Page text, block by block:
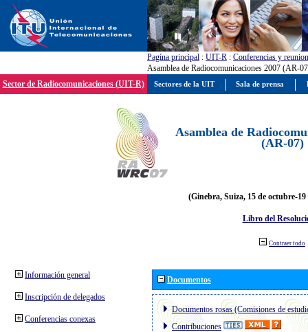
Pagína principal : UIT-R : Conferencias y
Asamblea de Radiocomunicaciones 2007 (AR-
Sector de Radiocomunicaciones (UIT-R)
Asamblea de
(AR-07)
(Ginebra, Suiza, 15 de octubre-19
Libro del
Contraer todo
Información general
Inscripción de delegados
Conferencias conexas
Documentos
Documentos rosas (Comisiones de
Contribuciones
Sectores de la UIT Sala de prensa